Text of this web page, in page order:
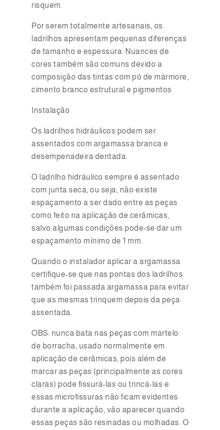
risquem.
Por serem totalmente artesanais, os
ladrilhos apresentam pequenas diferenças
de tamanho e espessura. Nuances de
cores também são comuns devido a
composição das tintas com pó de mármore,
cimento branco estrutural e pigmentos
Instalação
Os ladrilhos hidráulicos podem ser
assentados com argamassa branca e
desempenadeira dentada.
O ladrilho hidráulico sempre é assentado
com junta seca, ou seja, não existe
espaçamento a ser dado entre as peças
como feito na aplicação de cerâmicas,
salvo algumas condições pode-se dar um
espaçamento mínimo de 1 mm.
Quando o instalador aplicar a argamassa
certifique-se que nas pontas dos ladrilhos
também foi passada argamassa para evitar
que as mesmas trinquem depois da peça
assentada.
OBS: nunca bata nas peças com martelo
de borracha, usado normalmente em
aplicação de cerâmicas, pois além de
marcar as peças (principalmente as cores
claras) pode fissurá-las ou trincá-las e
essas microfissuras não ficam evidentes
durante a aplicação, vão aparecer quando
essas peças são resinadas ou molhadas. O